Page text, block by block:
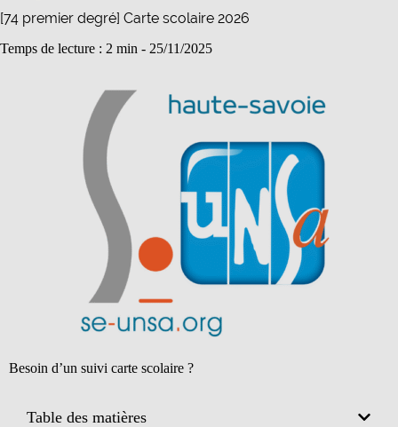
[74 premier degré] Carte scolaire 2026
Temps de lecture : 2 min - 25/11/2025
Besoin d’un suivi carte scolaire ?
Table des matières